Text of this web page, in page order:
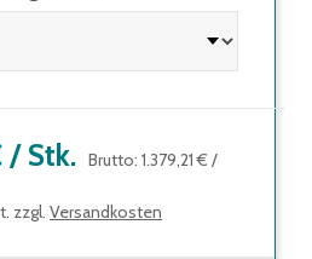
/ Stk. Brutto: 1.379,21 € /
zzgl. Versandkosten